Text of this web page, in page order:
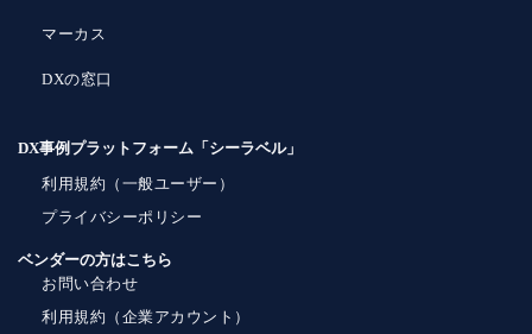
マーカス
DXの窓口
DX事例プラットフォーム「シーラベル」
利用規約（一般ユーザー）
プライバシーポリシー
ベンダーの方はこちら
お問い合わせ
利用規約（企業アカウント）